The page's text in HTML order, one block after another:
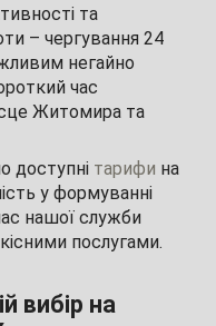
та
– чергування 24
негайно
час
Житомира та
доступні тарифи на
у формуванні
нашої служби
послугами.
вибір на